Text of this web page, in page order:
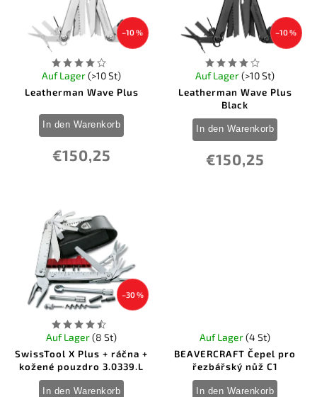
–10 %
Leatherman Wave Plus
Auf Lager(>10 St)
€150,25
In den Warenkorb
–10 %
Leatherman Wave Plus
Black
Auf Lager(>10 St)
€150,25
In den Warenkorb
–30 %
SwissTool X Plus + ráčna +
kožené pouzdro 3.0339.L
Auf Lager(8 St)
In den Warenkorb
BEAVERCRAFT Čepel pro
řezbářský nůž C1
Auf Lager(4 St)
In den Warenkorb